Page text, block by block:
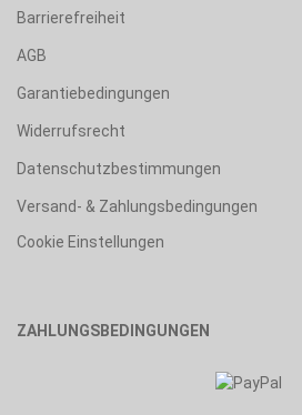
Barrierefreiheit
AGB
Garantiebedingungen
Widerrufsrecht
Datenschutzbestimmungen
Versand- & Zahlungsbedingungen
Cookie Einstellungen
ZAHLUNGSBEDINGUNGEN